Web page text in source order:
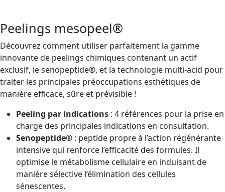
Peelings mesopeel®
Découvrez comment utiliser parfaitement la gamme
innovante de peelings chimiques contenant un actif
exclusif, le senopeptide®, et la technologie multi-acid pour
traiter les principales préoccupations esthétiques de
manière efficace, sûre et prévisible !
Peeling par indications : 4 références pour la prise en
charge des principales indications en consultation.
Senopeptide® : peptide propre à l’action régénérante
intensive qui renforce l’efficacité des formules. Il
optimise le métabolisme cellulaire en induisant de
manière sélective l’élimination des cellules
sénescentes.